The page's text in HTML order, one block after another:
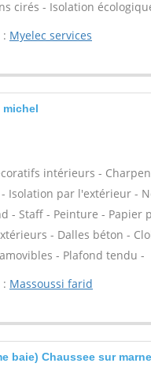
cirés - Isolation
Myelec services
michel
intérieurs -
Isolation par l'extérieur -
- Staff - Peinture - Papier
- Dalles béton -
- Plafond tendu -
Massoussi farid
baie) Chaussee sur marne